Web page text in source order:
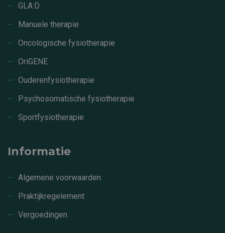
GLA:D
Manuele therapie
Oncologische fysiotherapie
OriGENE
Ouderenfysiotherapie
Psychosomatische fysiotherapie
Sportfysiotherapie
Informatie
Algemene voorwaarden
Praktijkregelement
Vergoedingen